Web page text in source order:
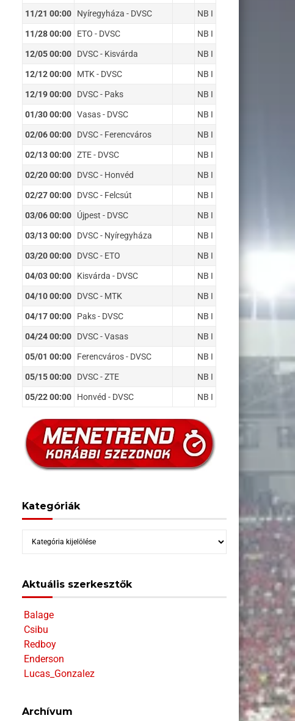
11/21 00:00 Nyíregyháza - DVSC NB I
11/28 00:00 ETO - DVSC NB I
12/05 00:00 DVSC - Kisvárda NB I
12/12 00:00 MTK - DVSC NB I
12/19 00:00 DVSC - Paks NB I
01/30 00:00 Vasas - DVSC NB I
02/06 00:00 DVSC - Ferencváros NB I
02/13 00:00 ZTE - DVSC NB I
02/20 00:00 DVSC - Honvéd NB I
02/27 00:00 DVSC - Felcsút NB I
03/06 00:00 Újpest - DVSC NB I
03/13 00:00 DVSC - Nyíregyháza NB I
03/20 00:00 DVSC - ETO NB I
04/03 00:00 Kisvárda - DVSC NB I
04/10 00:00 DVSC - MTK NB I
04/17 00:00 Paks - DVSC NB I
04/24 00:00 DVSC - Vasas NB I
05/01 00:00 Ferencváros - DVSC NB I
05/15 00:00 DVSC - ZTE NB I
05/22 00:00 Honvéd - DVSC NB I
Kategóriák
Kategóriák
Aktuális szerkesztők
Balage
Csibu
Redboy
Enderson
Lucas_Gonzalez
Archívum